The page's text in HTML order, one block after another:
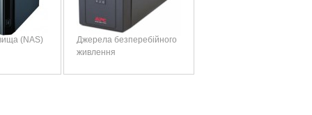
(NAS)
Джерела безперебійного
живлення